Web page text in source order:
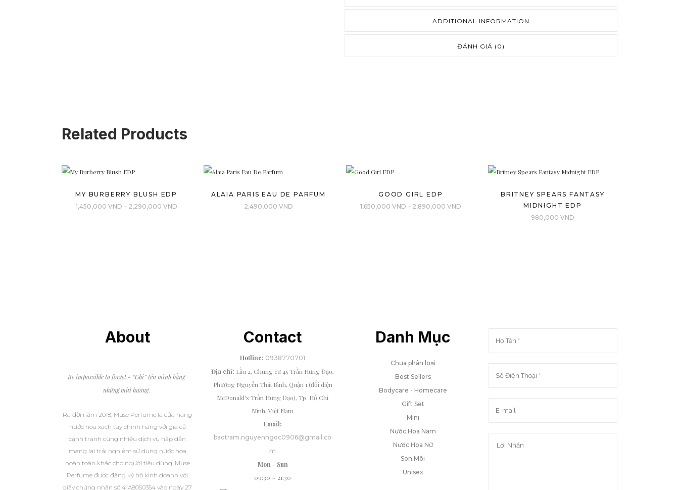
ADDITIONAL INFORMATION
ĐÁNH GIÁ (0)
Related Products
MY BURBERRY BLUSH EDP
1,450,000 VND – 2,290,000 VNDKhoảng
ALAIA PARIS EAU DE PARFUM
2,490,000 VND
GOOD GIRL EDP
1,650,000 VND – 2,890,000 VNDKhoảng
BRITNEY SPEARS FANTASY
MIDNIGHT EDP
980,000 VND
About
Be impossible to forget - “Ghi” tên mình bằng
những mùi hương.
Ra đời năm 2018, Muse Perfume là cửa hàng
nước hoa xách tay chính hãng với giá cả
cạnh tranh cùng nhiều dịch vụ hấp dẫn
mang lại trải nghiệm sử dụng nước hoa
hoàn toàn khác cho người tiêu dùng. Muse
Perfume được đăng ký hộ kinh doanh với
giấy chứng nhận số 41A8050354 vào ngày 27
Contact
Hotline: 0938770701
Địa chỉ: Lầu 2, Chung cư 45 Trần Hưng Đạo,
Phường Nguyễn Thái Bình, Quận 1 (đối diện
McDonald's Trần Hưng Đạo), Tp. Hồ Chí
Minh, Việt Nam
Email:
baotram.nguyenngoc0906@gmail.co
m
Mon - Sun
09:30 ~ 21:30
Danh Mục
Chưa phân loại
Best Sellers
Bodycare - Homecare
Gift Set
Mini
Nước Hoa Nam
Nước Hoa Nữ
Son Môi
Unisex